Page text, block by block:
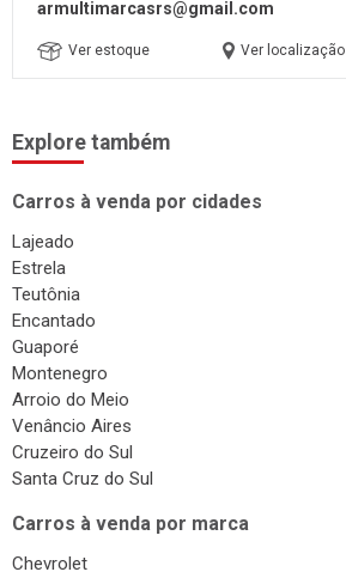
armultimarcasrs@gmail.com
Ver estoque Ver localização
Explore também
Carros à venda por cidades
Lajeado
Estrela
Teutônia
Encantado
Guaporé
Montenegro
Arroio do Meio
Venâncio Aires
Cruzeiro do Sul
Santa Cruz do Sul
Carros à venda por marca
Chevrolet